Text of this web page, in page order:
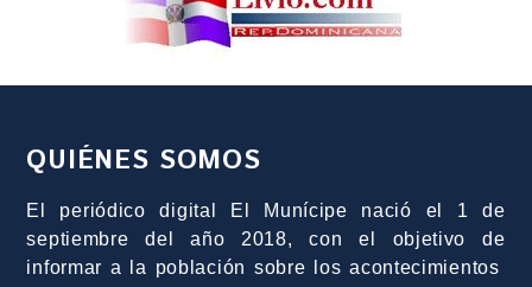
QUIÉNES SOMOS
El periódico digital El Munícipe nació el 1 de
septiembre del año 2018, con el objetivo de
informar a la población sobre los acontecimientos